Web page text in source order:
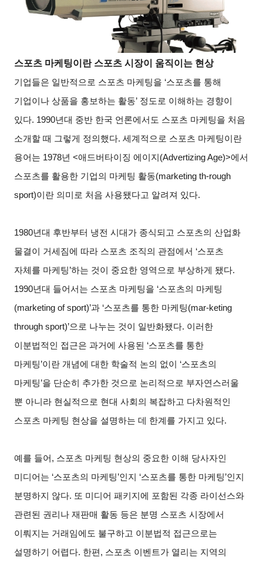
스포츠 마케팅이란 스포츠 시장이 움직이는 현상
기업들은 일반적으로 스포츠 마케팅을 ‘스포츠를 통해
기업이나 상품을 홍보하는 활동’ 정도로 이해하는 경향이
있다. 1990년대 중반 한국 언론에서도 스포츠 마케팅을 처음
소개할 때 그렇게 정의했다. 세계적으로 스포츠 마케팅이란
용어는 1978년 <애드버타이징 에이지(Advertizing Age)>에서
스포츠를 활용한 기업의 마케팅 활동(marketing th-rough
sport)이란 의미로 처음 사용됐다고 알려져 있다.
1980년대 후반부터 냉전 시대가 종식되고 스포츠의 산업화
물결이 거세짐에 따라 스포츠 조직의 관점에서 ‘스포츠
자체를 마케팅’하는 것이 중요한 영역으로 부상하게 됐다.
1990년대 들어서는 스포츠 마케팅을 ‘스포츠의 마케팅
(marketing of sport)’과 ‘스포츠를 통한 마케팅(mar-keting
through sport)’으로 나누는 것이 일반화됐다. 이러한
이분법적인 접근은 과거에 사용된 ‘스포츠를 통한
마케팅’이란 개념에 대한 학술적 논의 없이 ‘스포츠의
마케팅’을 단순히 추가한 것으로 논리적으로 부자연스러울
뿐 아니라 현실적으로 현대 사회의 복잡하고 다차원적인
스포츠 마케팅 현상을 설명하는 데 한계를 가지고 있다.
예를 들어, 스포츠 마케팅 현상의 중요한 이해 당사자인
미디어는 ‘스포츠의 마케팅’인지 ‘스포츠를 통한 마케팅’인지
분명하지 않다. 또 미디어 패키지에 포함된 각종 라이선스와
관련된 권리나 재판매 활동 등은 분명 스포츠 시장에서
이뤄지는 거래임에도 불구하고 이분법적 접근으로는
설명하기 어렵다. 한편, 스포츠 이벤트가 열리는 지역의